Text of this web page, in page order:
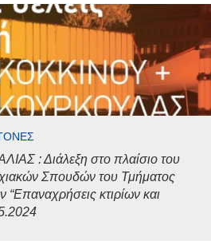
: Διάλεξη στο πλαίσιο του
Σπουδών του Τμήματος
κτιρίων και